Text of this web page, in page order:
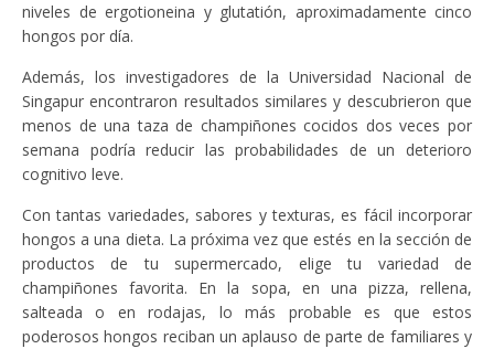
niveles de ergotioneina y glutatión, aproximadamente cinco
hongos por día.
Además, los investigadores de la Universidad Nacional de
Singapur encontraron resultados similares y descubrieron que
menos de una taza de champiñones cocidos dos veces por
semana podría reducir las probabilidades de un deterioro
cognitivo leve.
Con tantas variedades, sabores y texturas, es fácil incorporar
hongos a una dieta. La próxima vez que estés en la sección de
productos de tu supermercado, elige tu variedad de
champiñones favorita. En la sopa, en una pizza, rellena,
salteada o en rodajas, lo más probable es que estos
poderosos hongos reciban un aplauso de parte de familiares y